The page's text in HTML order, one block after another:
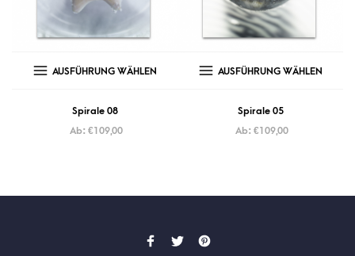
AUSFÜHRUNG WÄHLEN
Spirale 08
Ab: €109,00
AUSFÜHRUNG WÄHLEN
Spirale 05
Ab: €109,00